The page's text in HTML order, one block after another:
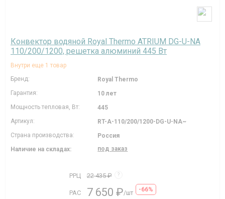
Конвектор водяной Royal Thermo ATRIUM DG-U-NA
110/200/1200, решетка алюминий 445 Вт
Внутри еще 1 товар
Бренд:
Royal Thermo
Гарантия:
10 лет
Мощность тепловая, Вт:
445
Артикул:
RT-A-110/200/1200-DG-U-NA~
Страна производства:
Россия
Наличие на складах:
под заказ
РРЦ 22 435 ₽ ?
РАС 7 650 ₽/шт -66%